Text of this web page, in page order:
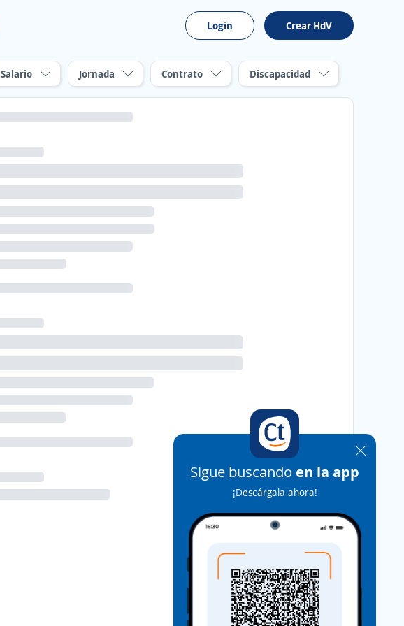
Login Crear HdV
Salario Jornada Contrato Discapacidad
Sigue buscando en la app
¡Descárgala ahora!